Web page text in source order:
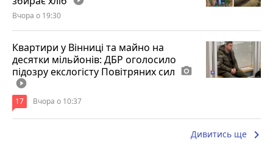
Вчора о 19:30
Квартири у Вінниці та майно на
десятки мільйонів: ДБР оголосило
підозру екслогісту Повітряних сил photo_camera
play_circle_filled
17 Вчора о 10:37
Дивитись ще keyboard_arrow_right